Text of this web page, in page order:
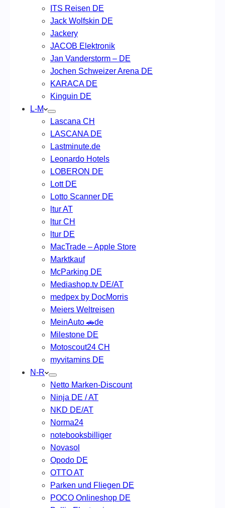
ITS Reisen DE
Jack Wolfskin DE
Jackery
JACOB Elektronik
Jan Vanderstorm – DE
Jochen Schweizer Arena DE
KARACA DE
Kinguin DE
L-M
Lascana CH
LASCANA DE
Lastminute.de
Leonardo Hotels
LOBERON DE
Lott DE
Lotto Scanner DE
ltur AT
ltur CH
ltur DE
MacTrade – Apple Store
Marktkauf
McParking DE
Mediashop.tv DE/AT
medpex by DocMorris
Meiers Weltreisen
MeinAuto 🚗de
Milestone DE
Motoscout24 CH
myvitamins DE
N-R
Netto Marken-Discount
Ninja DE / AT
NKD DE/AT
Norma24
notebooksbilliger
Novasol
Opodo DE
OTTO AT
Parken und Fliegen DE
POCO Onlineshop DE